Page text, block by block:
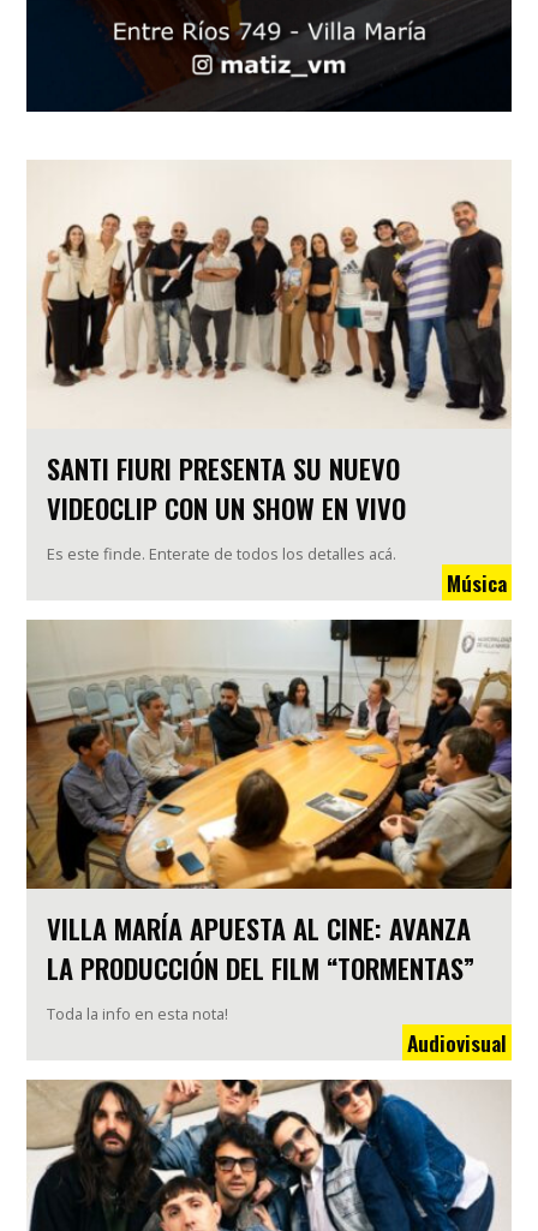
SANTI FIURI PRESENTA SU NUEVO
VIDEOCLIP CON UN SHOW EN VIVO
Es este finde. Enterate de todos los detalles acá.
Música
VILLA MARÍA APUESTA AL CINE: AVANZA
LA PRODUCCIÓN DEL FILM “TORMENTAS”
Toda la info en esta nota!
Audiovisual